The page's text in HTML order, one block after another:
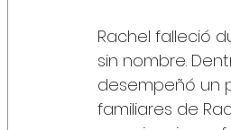
Rachel falleció
sin nombre.
desempeñó un
familiares de